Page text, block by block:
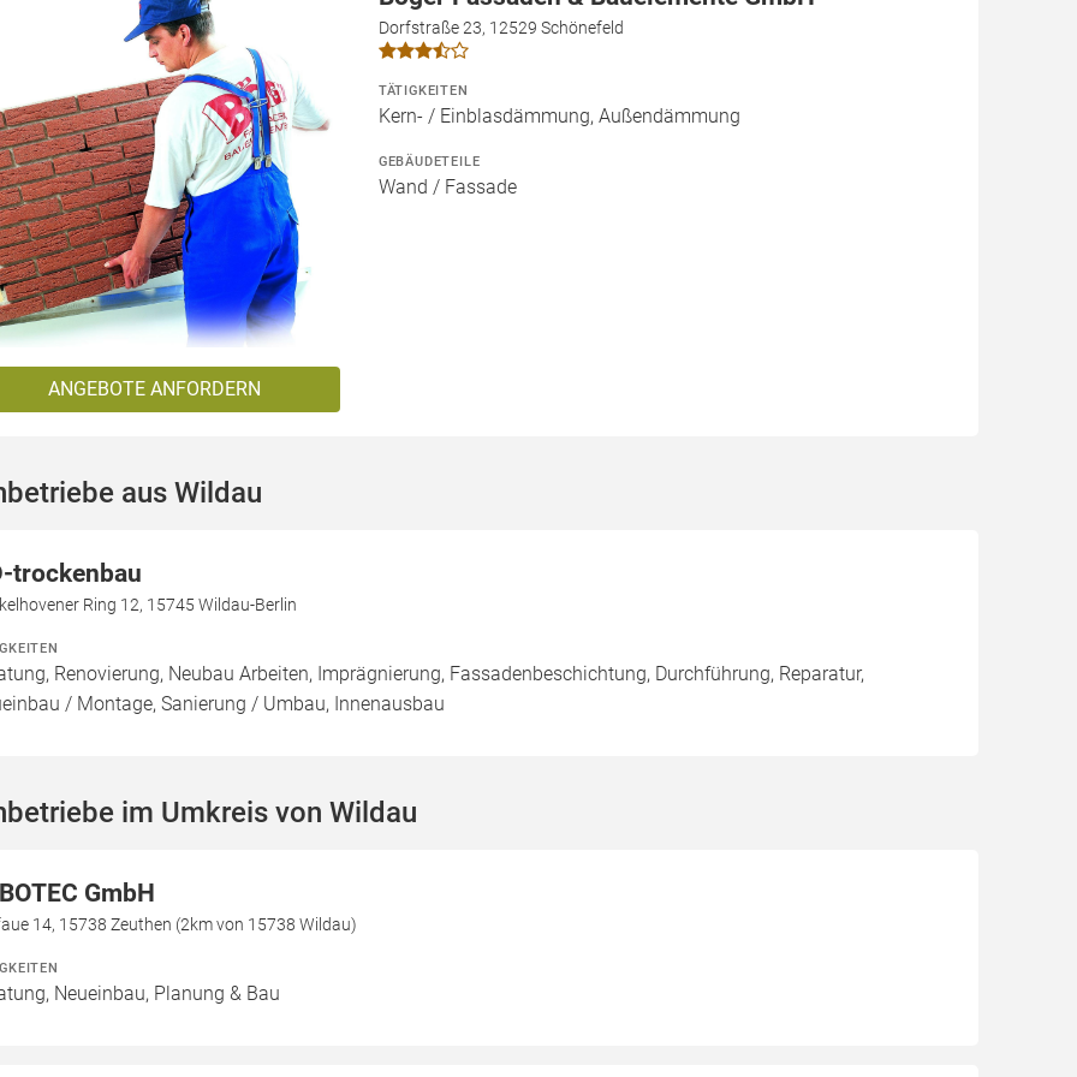
ANGEBOTE ANFORDERN
Dorfstraße 23, 12529 Schönefeld
TÄTIGKEITEN
Kern- / Einblasdämmung, Außendämmung
GEBÄUDETEILE
Wand / Fassade
aus Wildau
trockenbau
Ring 12, 15745 Wildau-Berlin
Renovierung, Neubau Arbeiten, Imprägnierung, Fassadenbeschichtung, Durchführung, Reparatur,
/ Montage, Sanierung / Umbau, Innenausbau
im Umkreis von Wildau
GmbH
14, 15738 Zeuthen (2km von 15738 Wildau)
Neueinbau, Planung & Bau